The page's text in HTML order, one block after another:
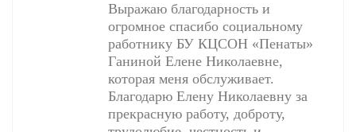
Выражаю благодарность и
огромное спасибо социальному
работнику БУ КЦСОН «Пенаты»
Ганиной Елене Николаевне,
которая меня обслуживает.
Благодарю Елену Николаевну за
прекрасную работу, доброту,